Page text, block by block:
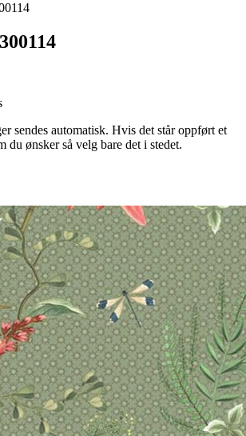
sendes automatisk. Hvis det står oppført et
du ønsker så velg bare det i stedet.